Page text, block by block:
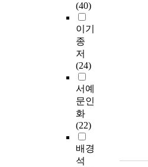
(40)
이기
종
저
(24)
서예
문인
화
(22)
배경
석